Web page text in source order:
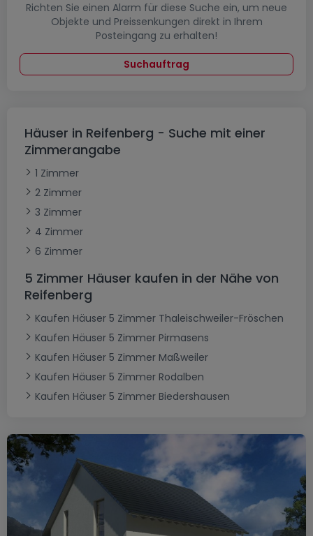
Richten Sie einen Alarm für diese Suche ein, um neue
Objekte und Preissenkungen direkt in Ihrem
Posteingang zu erhalten!
Suchauftrag
Häuser in Reifenberg - Suche mit einer
Zimmerangabe
1 Zimmer
2 Zimmer
3 Zimmer
4 Zimmer
6 Zimmer
5 Zimmer Häuser kaufen in der Nähe von
Reifenberg
Kaufen Häuser 5 Zimmer Thaleischweiler-Fröschen
Kaufen Häuser 5 Zimmer Pirmasens
Kaufen Häuser 5 Zimmer Maßweiler
Kaufen Häuser 5 Zimmer Rodalben
Kaufen Häuser 5 Zimmer Biedershausen